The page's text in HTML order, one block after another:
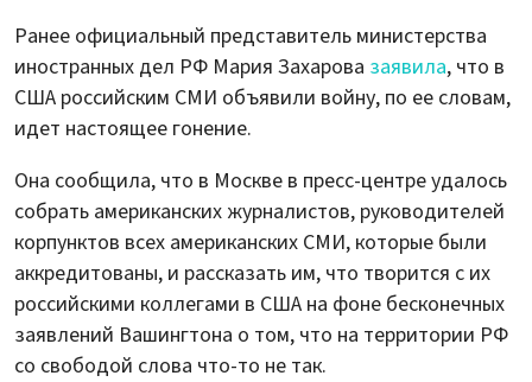
Ранее официальный представитель министерства
иностранных дел РФ Мария Захарова заявила, что в
США российским СМИ объявили войну, по ее словам,
идет настоящее гонение.
Она сообщила, что в Москве в пресс-центре удалось
собрать американских журналистов, руководителей
корпунктов всех американских СМИ, которые были
аккредитованы, и рассказать им, что творится с их
российскими коллегами в США на фоне бесконечных
заявлений Вашингтона о том, что на территории РФ
со свободой слова что-то не так.